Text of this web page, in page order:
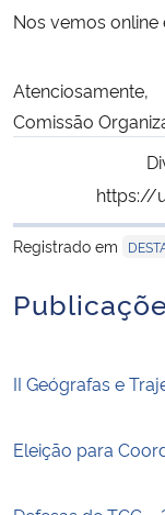
Ministério do Turismo
Controladoria-Geral da
Ministério da Mulher, da
Secretaria-Geral
Secretaria de Governo
Nos vemos online
Atenciosamente,
Comissão
https://
Registrado em
II Geógrafas e
Eleição para